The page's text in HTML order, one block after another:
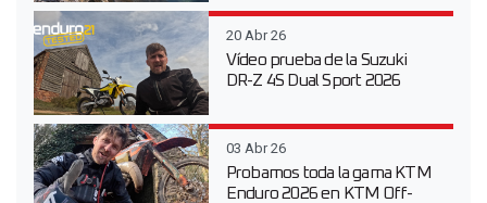
20 Abr 26
Vídeo prueba de la Suzuki
DR-Z 4S Dual Sport 2026
03 Abr 26
Probamos toda la gama KTM
Enduro 2026 en KTM Off-